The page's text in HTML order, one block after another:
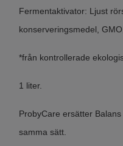
Fermentaktivator: Ljust
konserveringsmedel,
*från kontrollerade
1 liter.
ProbyCare ersätter
samma sätt.